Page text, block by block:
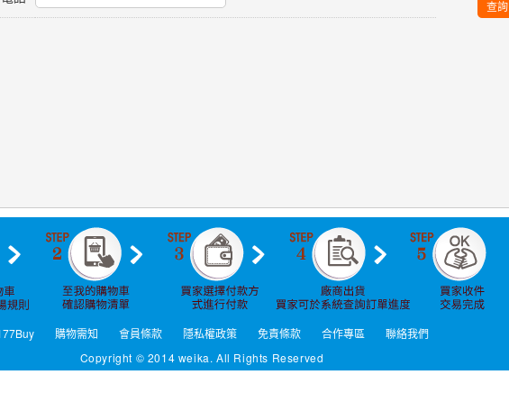
查詢
購物需知 會員條款 隱私權政策 免責條款 合作專區
聯絡我們
Copyright © 2014 weika. All Rights Reserved